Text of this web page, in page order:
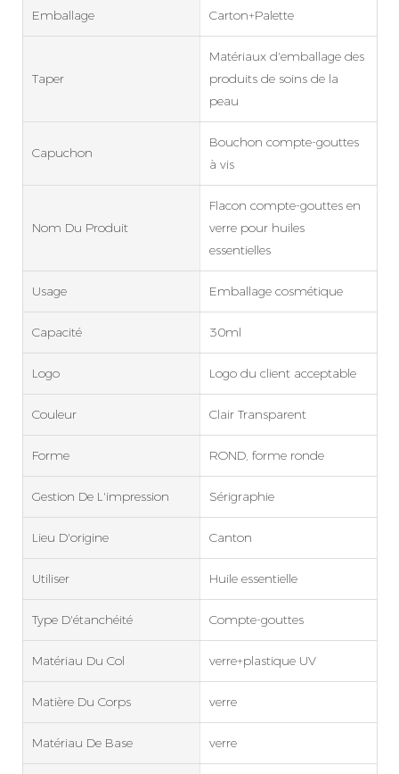
Emballage Carton+Palette
Taper
Matériaux d'emballage des
produits de soins de la
peau
Capuchon
Bouchon compte-gouttes
à vis
Nom Du Produit
Flacon compte-gouttes en
verre pour huiles
essentielles
Usage Emballage cosmétique
Capacité 30ml
Logo Logo du client acceptable
Couleur Clair Transparent
Forme ROND, forme ronde
Gestion De L'impression Sérigraphie
Lieu D'origine Canton
Utiliser Huile essentielle
Type D'étanchéité Compte-gouttes
Matériau Du Col verre+plastique UV
Matière Du Corps verre
Matériau De Base verre